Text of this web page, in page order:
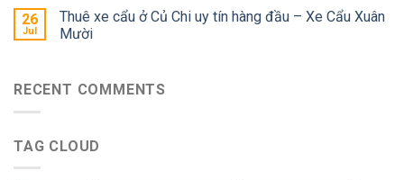
26
Jul
Thuê xe cẩu ở Củ Chi uy tín hàng đầu – Xe Cẩu Xuân
Mười
RECENT COMMENTS
TAG CLOUD